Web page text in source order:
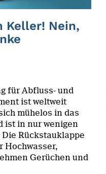
Keller! Nein,
für Abfluss- und
ist weltweit
mühelos in das
ist in nur wenigen
Rückstauklappe
Hochwasser,
Gerüchen und